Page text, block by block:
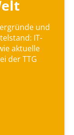
und
IT-
aktuelle
der TTG